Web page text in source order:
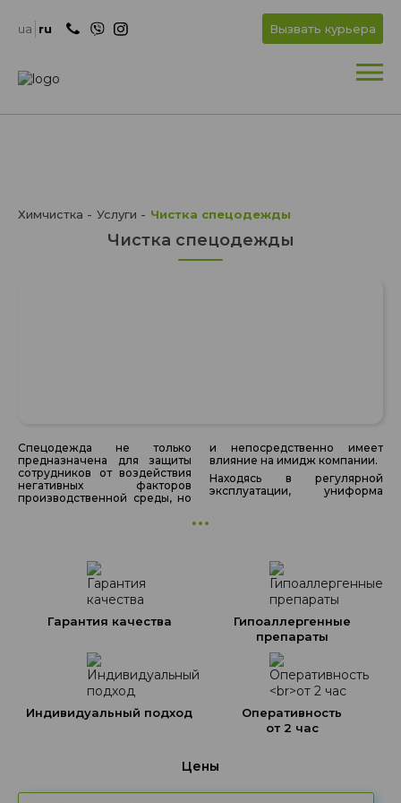
OKua ru Вызвать курьера
Химчистка Услуги Чистка спецодежды
Чистка спецодежды
Спецодежда не только
предназначена для защиты
сотрудников от воздействия
негативных факторов
производственной среды, но
и непосредственно имеет
влияние на имидж компании.
Находясь в регулярной
эксплуатации, униформа
Гарантия качества
Гипоаллергенные
препараты
Индивидуальный подход
Оперативность
от 2 час
Цены